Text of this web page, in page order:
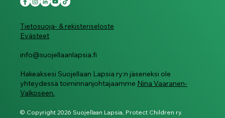
Tietosuoja- & rekisteriseloste
Evästeet
info@suojellaanlapsia.fi
Hakeaksesi Suojellaan Lapsia ry:n jäseneksi ole
yhteydessä toiminnanjohtajaamme Nina Vaaranen-
Valkoseen.
© Copyright 2026 Suojellaan Lapsia, Protect Children ry.